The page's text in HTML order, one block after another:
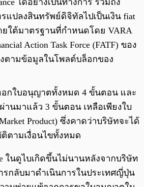
ได้อย่างเป็นทางการ รวมถึง
แปลงสินทรัพย์ดิจิทัลไปเป็นเงิน fiat
ใต้มาตรฐานที่กำหนดโดย VARA
Action Task Force (FATF) ของ
งตามข้อมูลในโพลต์บล็อกของ
อกใบอนุญาตทั้งหมด 4 ขั้นตอน และ
านมาแล้ว 3 ขั้นตอน เหลือเพียงใบ
Product) ซึ่งคาดว่าบริษัทจะได้
ตามเงื่อนไขทั้งหมด
ในดูไบเกิดขึ้นไม่นานหลังจากบริษัท
รกลับมาดำเนินการในประเทศญี่ปุ่น